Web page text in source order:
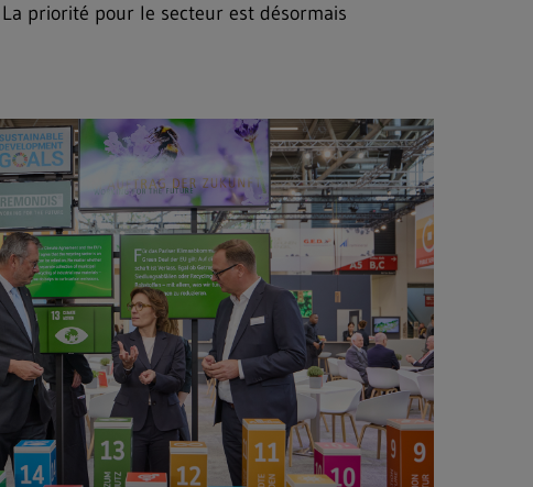
priorité pour le secteur est désormais